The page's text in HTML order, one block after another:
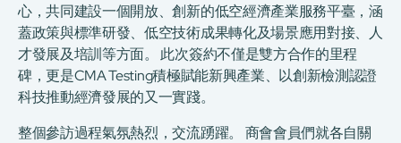
心，共同建設一個開放、創新的低空經濟產業服務平臺，涵
蓋政策與標準研發、低空技術成果轉化及場景應用對接、人
才發展及培訓等方面。 此次簽約不僅是雙方合作的里程
碑，更是CMA Testing積極賦能新興產業、以創新檢測認證
科技推動經濟發展的又一實踐。
整個參訪過程氣氛熱烈，交流踴躍。 商會會員們就各自關